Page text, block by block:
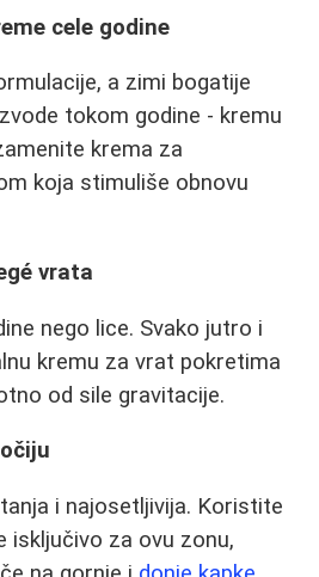
cele godine
a zimi bogatije
tokom godine - kremu
krema za
koja stimuliše obnovu
vrata
nego lice. Svako jutro i
kremu za vrat pokretima
od sile gravitacije.
i najosetljivija. Koristite
isključivo za ovu zonu,